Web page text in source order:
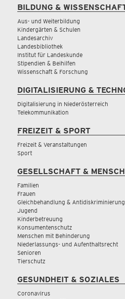
BILDUNG &
Aus- und Weiterbildung
Kindergärten & Schulen
Landesarchiv
Landesbibliothek
Institut für Landeskunde
Stipendien & Beihilfen
Wissenschaft & Forschung
DIGITALISIERUNG &
Digitalisierung in Niederösterreich
Telekommunikation
FREIZEIT & SPORT
Freizeit & Veranstaltungen
Sport
GESELLSCHAFT &
Familien
Frauen
Gleichbehandlung &
Jugend
Kinderbetreuung
Konsumentenschutz
Menschen mit Behinderung
Niederlassungs- und Aufenthaltsrecht
Senioren
Tierschutz
GESUNDHEIT & SOZIALES
Coronavirus